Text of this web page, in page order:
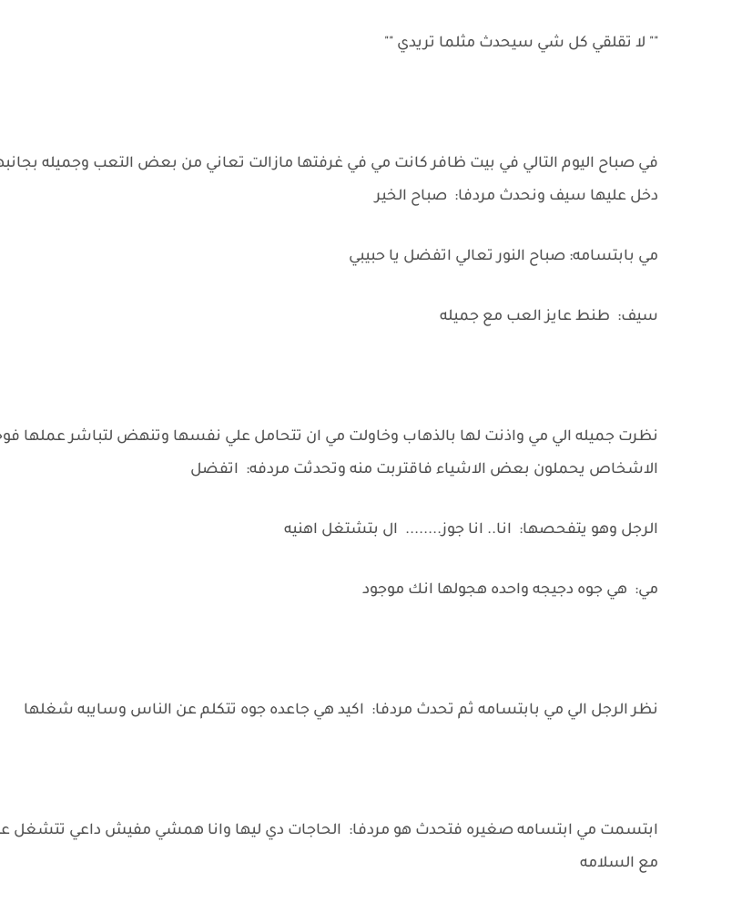
"" لا تقلقي كل شي سيحدث مثلما تريدي ""
في صباح اليوم التالي في بيت ظافر كانت مي في غرفتها مازالت تعاني من بعض التعب وجميله
دخل عليها سيف ونحدث مردفا: صباح الخير
مي بابتسامه: صباح النور تعالي اتفضل يا حبيبي
سيف: طنط عايز العب مع جميله
نظرت جميله الي مي واذنت لها بالذهاب وخاولت مي ان تتحامل علي نفسها وتنهض لتباشر عملها
الاشخاص يحملون بعض الاشياء فاقتربت منه وتحدثت مردفه: اتفضل
الرجل وهو يتفحصها: انا.. انا جوز........ ال بتشتغل اهنيه
مي: هي جوه دجيجه واحده هجولها انك موجود
نظر الرجل الي مي بابتسامه ثم تحدث مردفا: اكيد هي جاعده جوه تتكلم عن الناس وسايبه شغلها
ابتسمت مي ابتسامه صغيره فتحدث هو مردفا: الحاجات دي ليها وانا همشي مفيش داعي تتشغل
مع السلامه